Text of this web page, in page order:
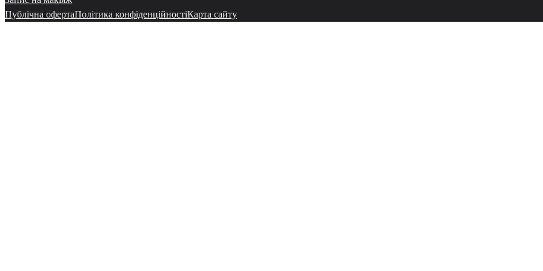
Публічна офертаПолітика конфіденційностіКарта сайту